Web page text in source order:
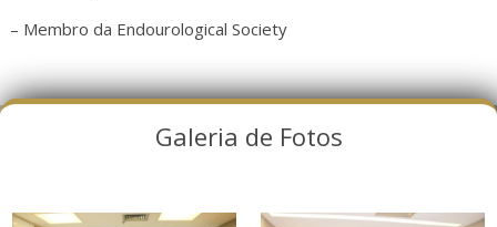
– Membro da Endourological Society
Galeria de Fotos